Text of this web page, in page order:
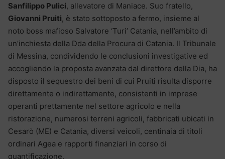
Sanfilippo Pulici, allevatore di Maniace. Suo fratello,
Giovanni Pruiti, è stato sottoposto a fermo, insieme al
noto boss mafioso Salvatore ‘Turi’ Catania, nell’ambito di
un’inchiesta della Dda della Procura di Catania. Il Tribunale
di Messina, condividendo le conclusioni investigative ed
accogliendo la proposta avanzata dal direttore della Dia, ha
disposto il sequestro dei beni di cui Pruiti risulta disporre
direttamente o indirettamente, consistenti in imprese
operanti prettamente nel settore agricolo e nella
ristorazione, numerosi terreni agricoli, fabbricati ubicati in
Cesarò (ME) e Catania, diversi veicoli, centinaia di titoli
ordinari Agea e rapporti finanziari in corso di
quantificazione.